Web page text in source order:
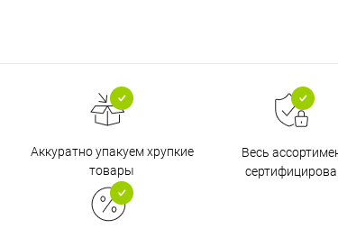
Аккуратно упакуем хрупкие
товары
Весь